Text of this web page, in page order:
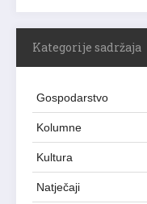
Kategorije sadržaja
Gospodarstvo
Kolumne
Kultura
Natječaji